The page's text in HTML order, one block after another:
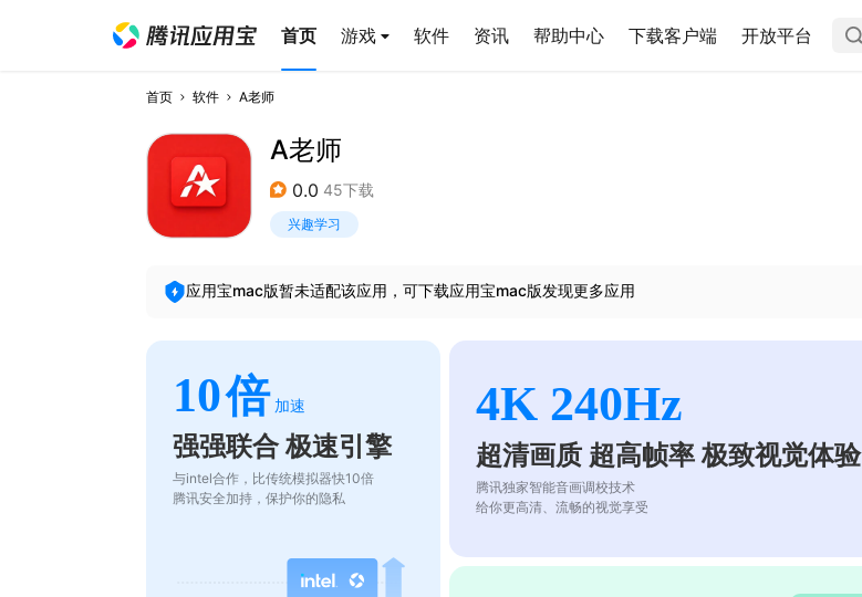
首页 游戏 软件 资讯 帮助中心 下载客户端 开放平台
首页 软件 A老师
A老师
0.0 45下载
兴趣学习
应用宝mac版暂未适配该应用，可下载应用宝mac版发现更多应用
10倍 加速
强强联合 极速引擎
与intel合作，比传统模拟器快10倍
腾讯安全加持，保护你的隐私
4K 240Hz
超清画质 超高帧率 极致视觉体验
腾讯独家智能音画调校技术
给你更高清、流畅的视觉享受